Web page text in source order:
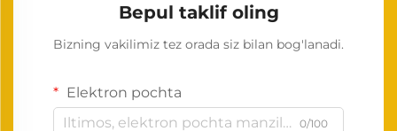
Bepul taklif oling
Bizning vakilimiz tez orada siz bilan bog'lanadi.
Elektron pochta
0/100